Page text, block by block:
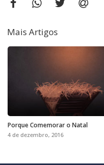
Mais Artigos
Porque Comemorar o Natal
4 de dezembro, 2016